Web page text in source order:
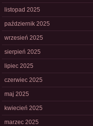
listopad 2025
październik 2025
wrzesień 2025
sierpień 2025
lipiec 2025
czerwiec 2025
maj 2025
kwiecień 2025
marzec 2025